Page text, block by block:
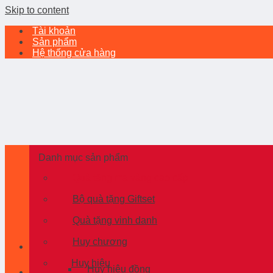
Skip to content
Tài khoản
Sản phẩm
Hệ thống cửa hàng
Danh mục sản phẩm
Bộ quà tặng Giftset
Quà tặng vinh danh
Huy chương
Huy hiệu
Huy hiệu đồng